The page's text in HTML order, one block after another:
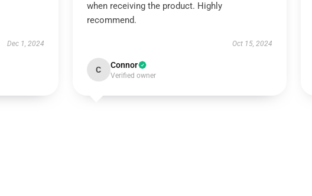
Dec 1, 2024
when receiving the product. Highly
recommend.
Oct 15, 2024
C Connor
Verified owner